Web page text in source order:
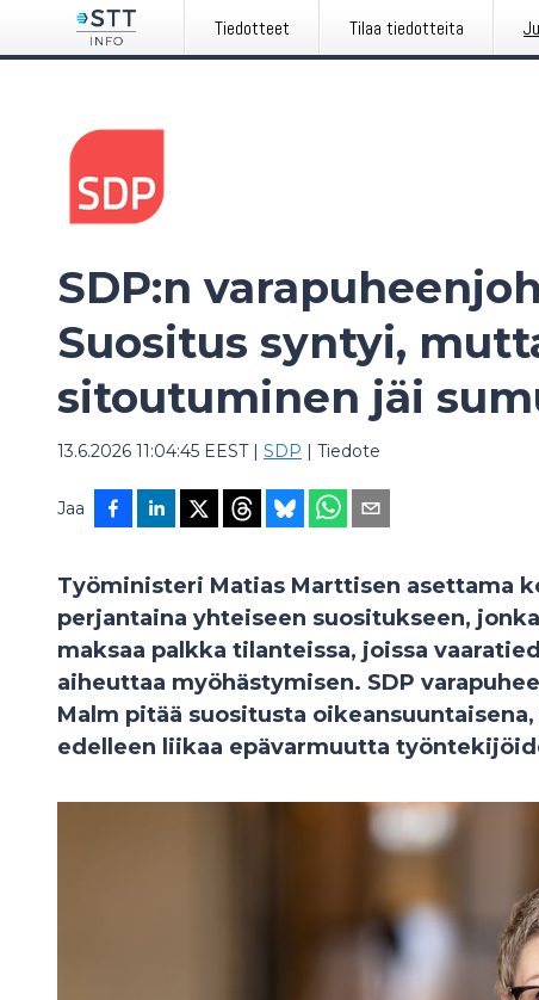
Tiedotteet Tilaa tiedotteita
SDP:n
Suositus syntyi,
sitoutuminen jäi
13.6.2026 11:04:45 EEST| SDP | Tiedote
Jaa
Työministeri Matias Marttisen asettama
perjantaina yhteiseen suositukseen,
maksaa palkka tilanteissa, joissa
aiheuttaa myöhästymisen. SDP
Malm pitää suositusta
edelleen liikaa epävarmuutta